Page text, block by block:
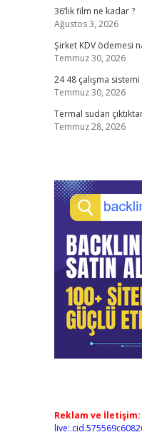
36’lık film ne kadar ?
Ağustos 3, 2026
Şirket KDV ödemesi
Temmuz 30, 2026
24 48 çalışma sistemi
Temmuz 30, 2026
Termal sudan
Temmuz 28, 2026
Reklam ve İletişim: